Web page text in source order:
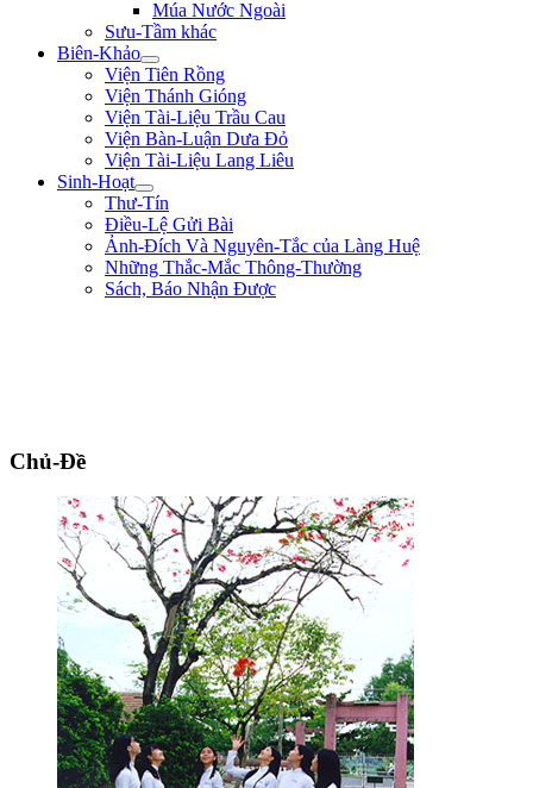
Múa Nước Ngoài
Sưu-Tầm khác
Biên-Khảo
Viện Tiên Rồng
Viện Thánh Gióng
Viện Tài-Liệu Trầu Cau
Viện Bàn-Luận Dưa Đỏ
Viện Tài-Liệu Lang Liêu
Sinh-Hoạt
Thư-Tín
Điều-Lệ Gửi Bài
Ảnh-Đích Và Nguyên-Tắc của Làng Huệ
Những Thắc-Mắc Thông-Thường
Sách, Báo Nhận Được
Chủ-Đề